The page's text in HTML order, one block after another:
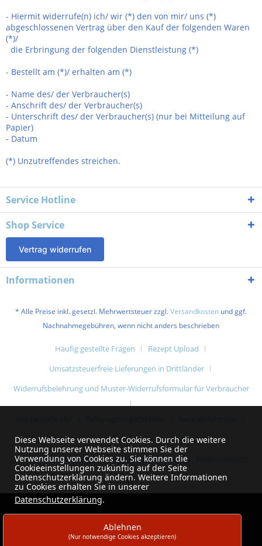
- Hiermit widerrufe(n) ich/ wir (*) den von mir/ uns (*)
abgeschlossenen Vertrag über den Kauf der folgenden Waren
(*)/
die Erbringung der folgenden Dienstleistung (*)
- Bestellt am (*)/ erhalten am (*)
- Name des/ der Verbraucher(s)
- Anschrift des/ der Verbraucher(s)
- Unterschrift des/ der Verbraucher(s) (nur bei Mitteilung auf
Papier)
- Datum
(*) Unzutreffendes streichen.
Service Hotline
Shop Service
Vertrag widerrufen
Informationen
* Alle Preise inkl. gesetzl. Mehrwertsteuer zzgl.Versandkosten und ggf.
Nachnahmegebühren, wenn nicht anders beschrieben
Häufig gestellte Fragen
Rezept Upload
Umsatzsteuerfreie Lieferungen in Drittländer
Widerrufsbelehrung und Muster-Widerrufsformular für Verbraucher
Impressum
AGB
Liefer- & Versandkosten
Datenschutzerklärung und Datenschutzhinweise
Diese Webseite verwendet Cookies. Durch die weitere
Nutzung unserer Webseite stimmen Sie der
Verwendung von Cookies zu. Sie können die
Cookieeinstellungen zukünftig auf der Seite
Datenschutzerklärung ändern. Weitere Informationen
zu Cookies erhalten Sie in unserer
Datenschutzerklärung.
Ablehnen
(Nur notwendige Cookies akzeptieren)